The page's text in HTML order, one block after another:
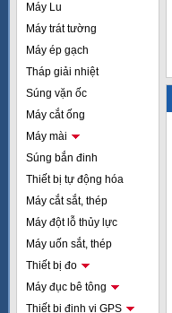
Máy Lu
Máy trát tường
Máy ép gạch
Tháp giải nhiệt
Súng vặn ốc
Máy cắt ống
Máy mài
Súng bắn đinh
Thiết bị tự động hóa
Máy cắt sắt, thép
Máy đột lỗ thủy lực
Máy uốn sắt, thép
Thiết bị đo
Máy đục bê tông
Thiết bị định vị GPS